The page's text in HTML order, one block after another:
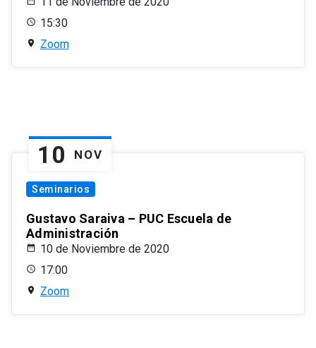
15:30
Zoom
10 NOV
Seminarios
Gustavo Saraiva – PUC Escuela de
Administración
10 de Noviembre de 2020
17:00
Zoom